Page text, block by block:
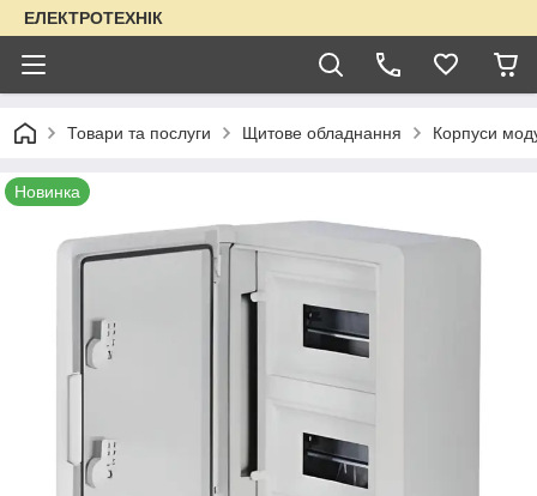
ЕЛЕКТРОТЕХНІК
Товари та послуги Щитове обладнання Корпуси
Новинка